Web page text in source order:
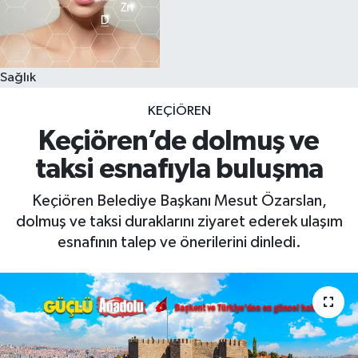
Sağlık
KEÇIÖREN
Keçiören’de dolmuş ve
taksi esnafıyla buluşma
Keçiören Belediye Başkanı Mesut Özarslan,
dolmuş ve taksi duraklarını ziyaret ederek ulaşım
esnafının talep ve önerilerini dinledi.